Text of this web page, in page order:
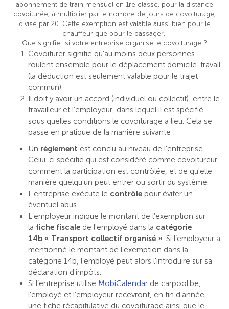
abonnement de train mensuel en 1re classe, pour la distance
covoiturée, à multiplier par le nombre de jours de covoiturage,
divisé par 20. Cette exemption est valable aussi bien pour le
chauffeur que pour le passager.
Que signifie "si votre entreprise organise le covoiturage"?
Covoiturer signifie qu’au moins deux personnes
roulent ensemble pour le déplacement domicile-travail
(la déduction est seulement valable pour le trajet
commun).
Il doit y avoir un accord (individuel ou collectif) entre le
travailleur et l’employeur, dans lequel il est spécifié
sous quelles conditions le covoiturage a lieu. Cela se
passe en pratique de la manière suivante :
Un règlement est conclu au niveau de l’entreprise.
Celui-ci spécifie qui est considéré comme covoitureur,
comment la participation est contrôlée, et de qu'elle
manière quelqu'un peut entrer ou sortir du système.
L’entreprise exécute le contrôle pour éviter un
éventuel abus.
L’employeur indique le montant de l’exemption sur
la fiche fiscale de l'employé dans la catégorie
14b « Transport collectif organisé ». Si l’employeur a
mentionné le montant de l’exemption dans la
catégorie 14b, l’employé peut alors l'introduire sur sa
déclaration d'impôts.
Si l’entreprise utilise MobiCalendar de carpool.be,
l’employé et l’employeur recevront, en fin d’année,
une fiche récapitulative du covoiturage ainsi que le